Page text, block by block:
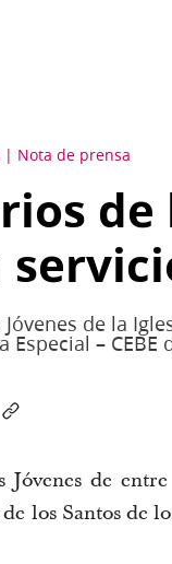
Nota de prensa
de
de la
Especial –
Jóvenes de
de los Santos